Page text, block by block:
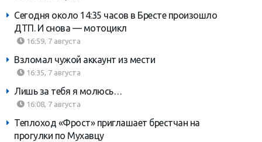
Сегодня около 14:35 часов в Бресте произошло
ДТП. И снова — мотоцикл
16:59, 7 августа
Взломал чужой аккаунт из мести
16:35, 7 августа
Лишь за тебя я молюсь…
16:08, 7 августа
Теплоход «Фрост» приглашает брестчан на
прогулки по Мухавцу